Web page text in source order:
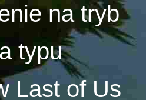
na tryb
typu
Last of Us